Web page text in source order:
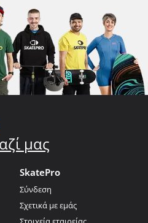
μας
SkatePro
Σύνδεση
Σχετικά με εμάς